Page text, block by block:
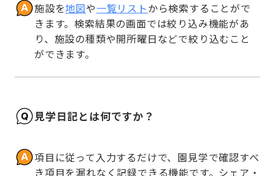
施設を地図や一覧リストから検索することがで
きます。検索結果の画面では絞り込み機能があ
り、施設の種類や開所曜日などで絞り込むこと
ができます。
見学日記とは何ですか？
項目に従って入力するだけで、園見学で確認すべ
き項目を漏れなく記録できる機能です。シェア・